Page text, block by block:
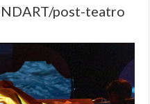
post-teatro